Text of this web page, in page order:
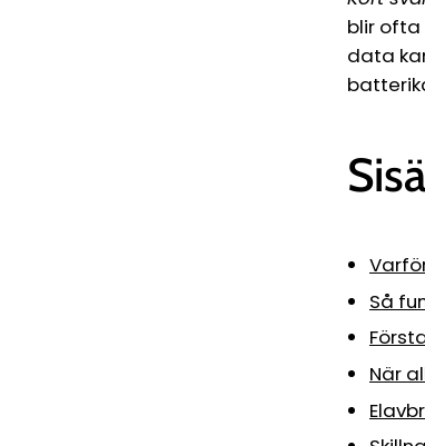
blir ofta
data
Så
När